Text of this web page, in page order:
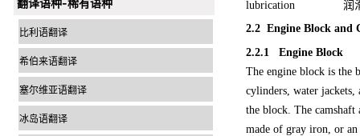
翻译语种-稀有语种
比利语翻译
希伯来语翻译
塞尔维亚语翻译
冰岛语翻译
lubrication 润
2.2 Engine Block and
2.2.1
Engine Block
The engine block is the
cylinders, water
the block. The camshaft
made of gray iron, or